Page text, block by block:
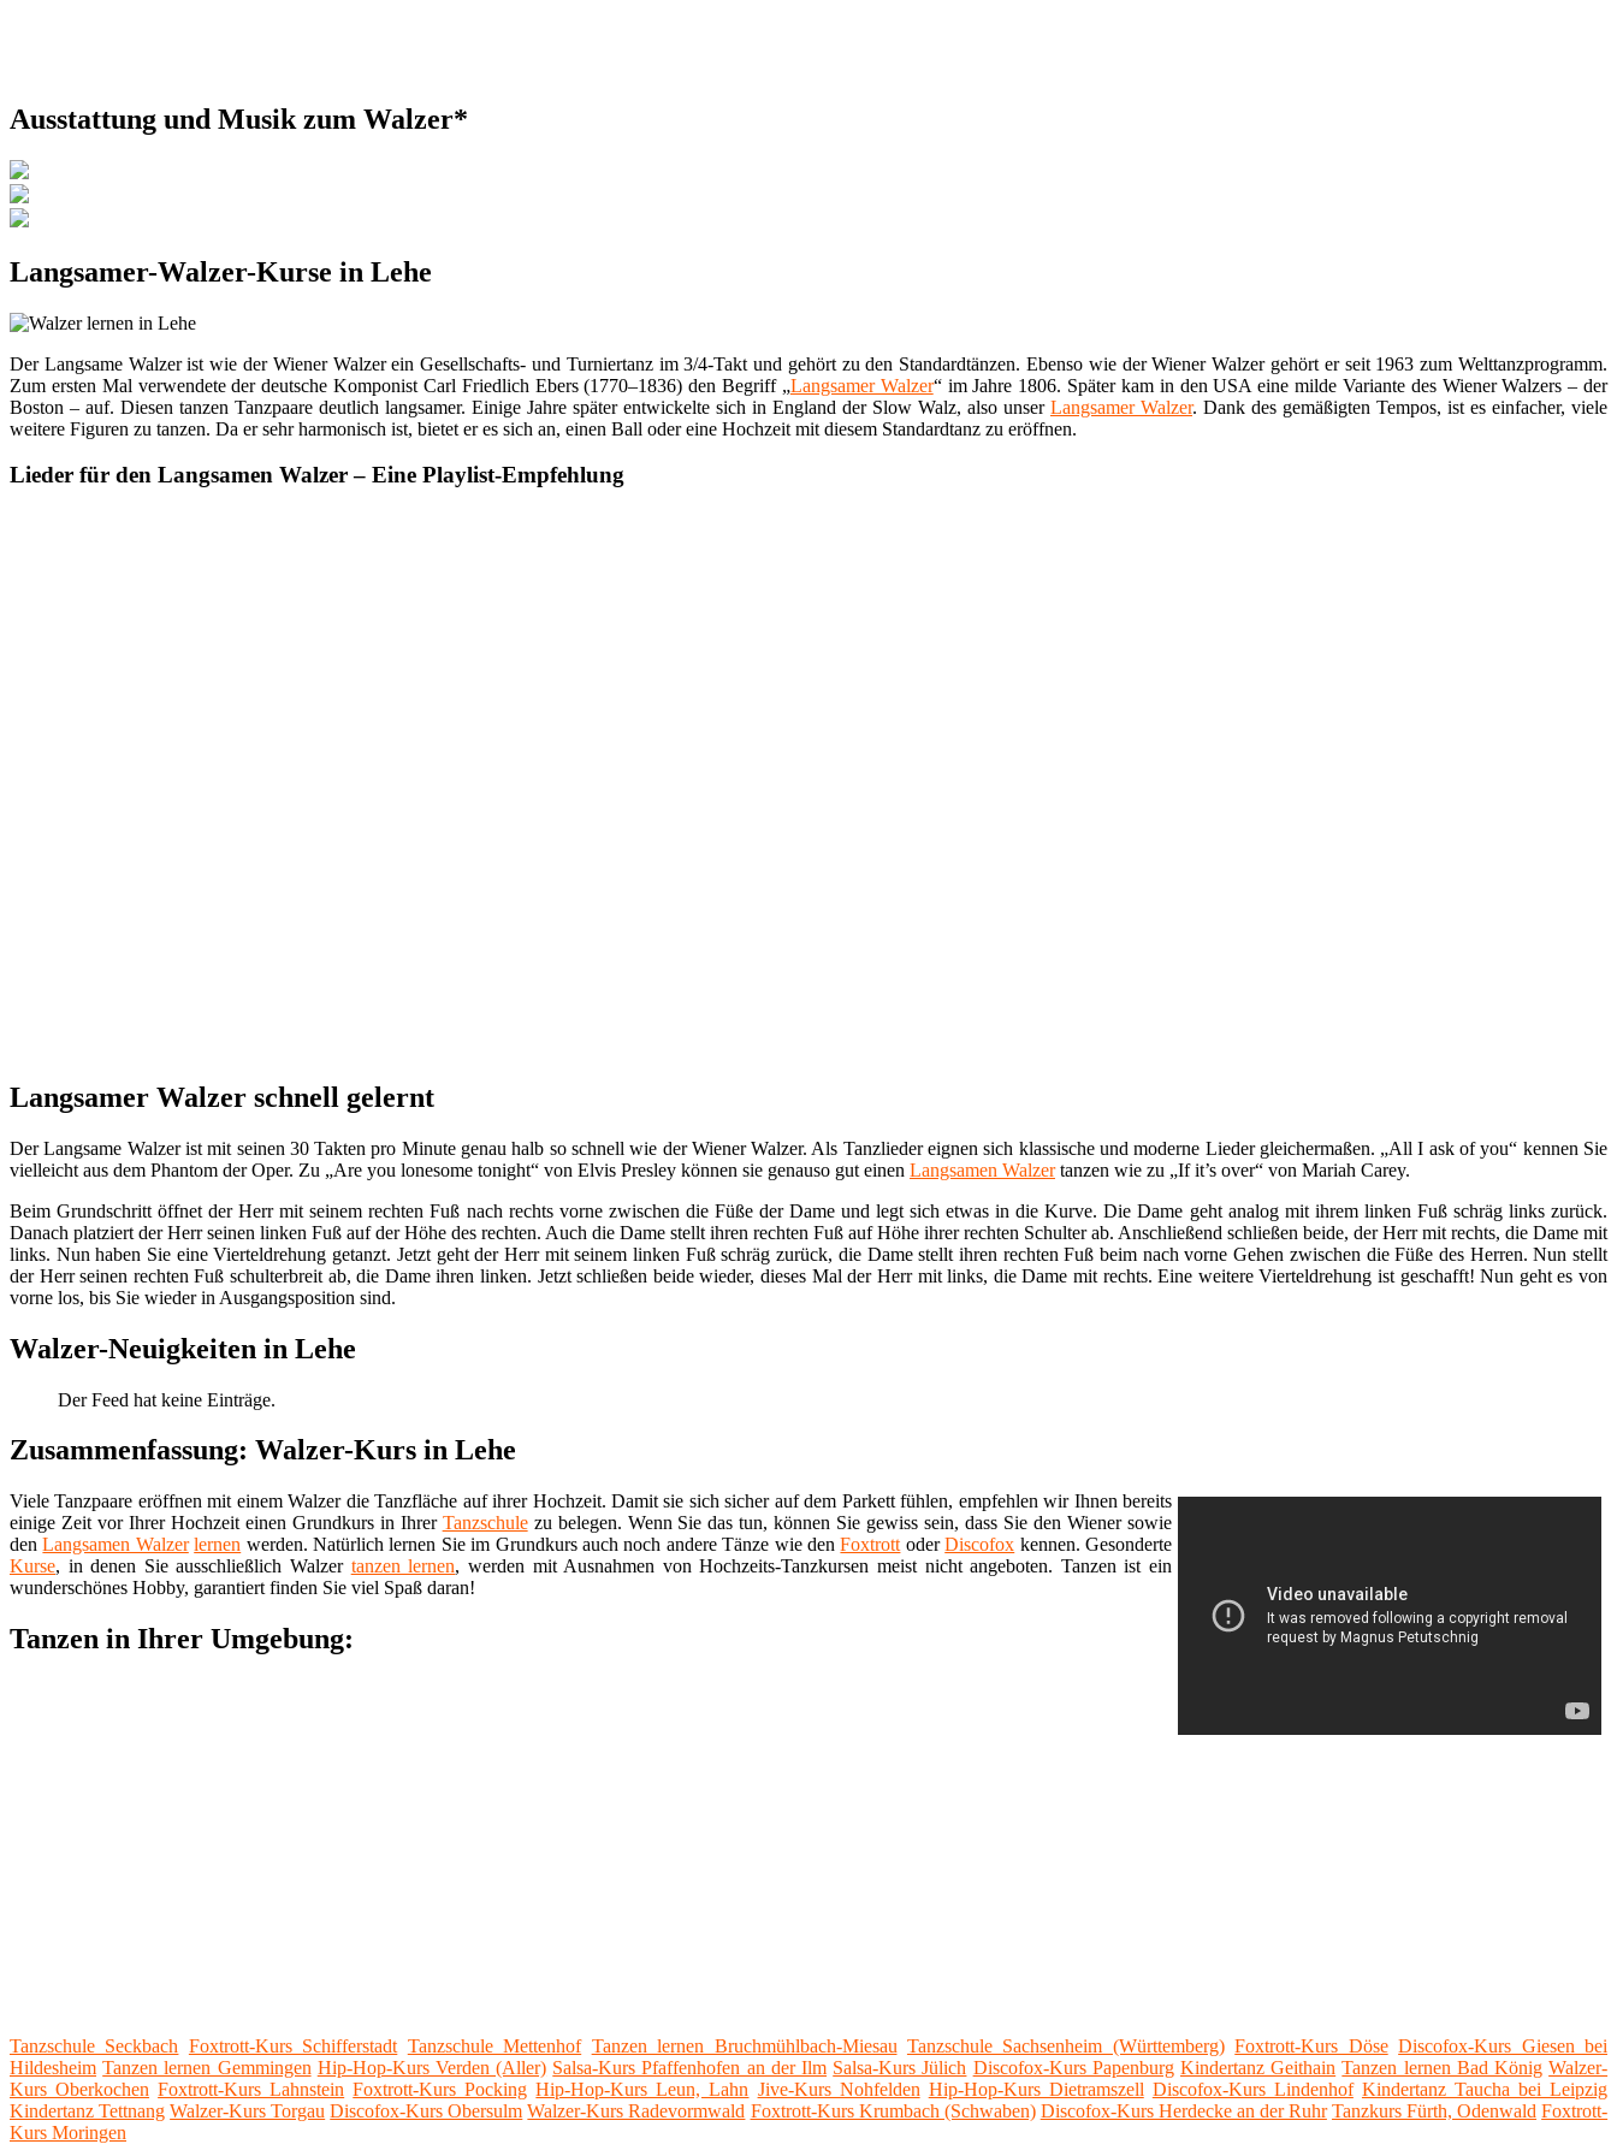
Ausstattung und Musik zum Walzer*
Langsamer-Walzer-Kurse in Lehe
Der Langsame Walzer ist wie der Wiener Walzer ein Gesellschafts- und Turniertanz im 3/4-Takt und gehört zu den Standardtänzen. Ebenso wie der Wiener Walzer gehört er seit 1963 zum Welttanzprogramm.
Zum ersten Mal verwendete der deutsche Komponist Carl Friedlich Ebers (1770–1836) den Begriff „Langsamer Walzer“ im Jahre 1806. Später kam in den USA eine milde Variante des Wiener Walzers – der
Boston – auf. Diesen tanzen Tanzpaare deutlich langsamer. Einige Jahre später entwickelte sich in England der Slow Walz, also unser Langsamer Walzer. Dank des gemäßigten Tempos, ist es einfacher, viele
weitere Figuren zu tanzen. Da er sehr harmonisch ist, bietet er es sich an, einen Ball oder eine Hochzeit mit diesem Standardtanz zu eröffnen.
Lieder für den Langsamen Walzer – Eine Playlist-Empfehlung
Langsamer Walzer schnell gelernt
Der Langsame Walzer ist mit seinen 30 Takten pro Minute genau halb so schnell wie der Wiener Walzer. Als Tanzlieder eignen sich klassische und moderne Lieder gleichermaßen. „All I ask of you“ kennen Sie
vielleicht aus dem Phantom der Oper. Zu „Are you lonesome tonight“ von Elvis Presley können sie genauso gut einen Langsamen Walzertanzen wie zu „If it’s over“ von Mariah Carey.
Beim Grundschritt öffnet der Herr mit seinem rechten Fuß nach rechts vorne zwischen die Füße der Dame und legt sich etwas in die Kurve. Die Dame geht analog mit ihrem linken Fuß schräg links zurück.
Danach platziert der Herr seinen linken Fuß auf der Höhe des rechten. Auch die Dame stellt ihren rechten Fuß auf Höhe ihrer rechten Schulter ab. Anschließend schließen beide, der Herr mit rechts, die Dame mit
links. Nun haben Sie eine Vierteldrehung getanzt. Jetzt geht der Herr mit seinem linken Fuß schräg zurück, die Dame stellt ihren rechten Fuß beim nach vorne Gehen zwischen die Füße des Herren. Nun stellt
der Herr seinen rechten Fuß schulterbreit ab, die Dame ihren linken. Jetzt schließen beide wieder, dieses Mal der Herr mit links, die Dame mit rechts. Eine weitere Vierteldrehung ist geschafft! Nun geht es von
vorne los, bis Sie wieder in Ausgangsposition sind.
Walzer-Neuigkeiten in Lehe
Der Feed hat keine Einträge.
Zusammenfassung: Walzer-Kurs in Lehe
Viele Tanzpaare eröffnen mit einem Walzer die Tanzfläche auf ihrer Hochzeit. Damit sie sich sicher auf dem Parkett fühlen, empfehlen wir Ihnen bereits
einige Zeit vor Ihrer Hochzeit einen Grundkurs in Ihrer Tanzschulezu belegen. Wenn Sie das tun, können Sie gewiss sein, dass Sie den Wiener sowie
denLangsamen Walzer lernen werden. Natürlich lernen Sie im Grundkurs auch noch andere Tänze wie denFoxtrott oderDiscofox kennen. Gesonderte
Kurse, in denen Sie ausschließlich Walzer tanzen lernen, werden mit Ausnahmen von Hochzeits-Tanzkursen meist nicht angeboten. Tanzen ist ein
wunderschönes Hobby, garantiert finden Sie viel Spaß daran!
Tanzen in Ihrer Umgebung:
Tanzschule Seckbach Foxtrott-Kurs Schifferstadt Tanzschule Mettenhof Tanzen lernen Bruchmühlbach-Miesau Tanzschule Sachsenheim (Württemberg) Foxtrott-Kurs Döse Discofox-Kurs Giesen bei
Hildesheim Tanzen lernen Gemmingen Hip-Hop-Kurs Verden (Aller) Salsa-Kurs Pfaffenhofen an der Ilm Salsa-Kurs Jülich Discofox-Kurs Papenburg Kindertanz Geithain Tanzen lernen Bad König Walzer-
Kurs Oberkochen Foxtrott-Kurs Lahnstein Foxtrott-Kurs Pocking Hip-Hop-Kurs Leun, Lahn Jive-Kurs Nohfelden Hip-Hop-Kurs Dietramszell Discofox-Kurs Lindenhof Kindertanz Taucha bei Leipzig
Kindertanz Tettnang Walzer-Kurs Torgau Discofox-Kurs Obersulm Walzer-Kurs Radevormwald Foxtrott-Kurs Krumbach (Schwaben) Discofox-Kurs Herdecke an der Ruhr Tanzkurs Fürth, Odenwald Foxtrott-
Kurs Moringen